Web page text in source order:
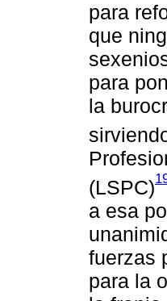
para
que
para
la
(LSPC)
a esa
fuerzas
para la